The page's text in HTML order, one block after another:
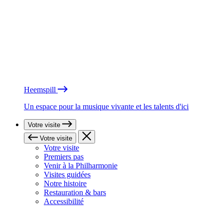
Heemspill
Un espace pour la musique vivante et les talents d'ici
Votre visite
Votre visite
Votre visite
Premiers pas
Venir à la Philharmonie
Visites guidées
Notre histoire
Restauration & bars
Accessibilité